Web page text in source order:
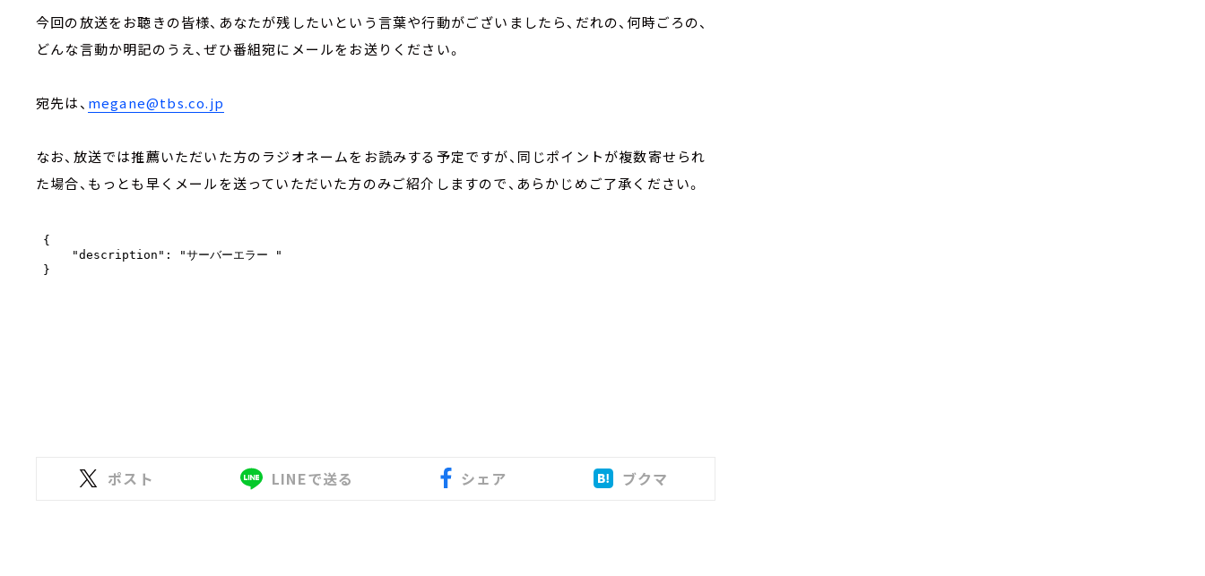
今回の放送をお聴きの皆様、あなたが残したいという言葉や行動がございましたら、だれの、何時ごろの、
どんな言動か明記のうえ、ぜひ番組宛にメールをお送りください。
宛先は、 megane@tbs.co.jp
なお、放送では推薦いただいた方のラジオネームをお読みする予定ですが、同じポイントが複数寄せられ
た場合、もっとも早くメールを送っていただいた方のみご紹介しますので、あらかじめご了承ください。
ポスト LINEで送る シェア ブクマ